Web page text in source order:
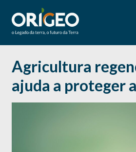
Agricultura
ajuda a proteger